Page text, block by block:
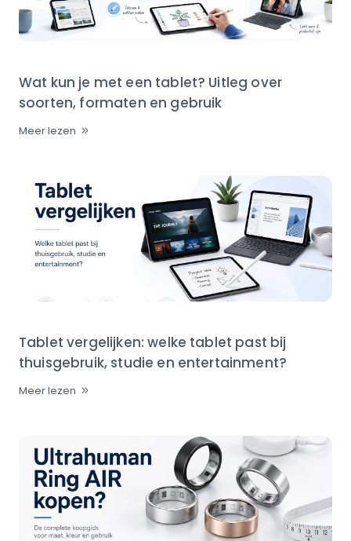
Wat kun je met een tablet? Uitleg over
soorten, formaten en gebruik
Meer lezen
Tablet vergelijken: welke tablet past bij
thuisgebruik, studie en entertainment?
Meer lezen